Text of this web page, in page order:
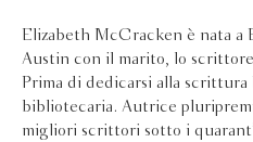
Elizabeth McCracken è nata a
Austin con il marito, lo
Prima di dedicarsi alla scrittura
bibliotecaria. Autrice
migliori scrittori sotto i